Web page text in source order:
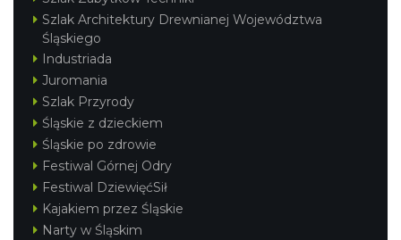
Szlak Architektury Drewnianej Województwa
Śląskiego
Industriada
Juromania
Szlak Przyrody
Śląskie z dzieckiem
Śląskie po zdrowie
Festiwal Górnej Odry
Festiwal DziewięćSił
Kajakiem przez Śląskie
Narty w Śląskim